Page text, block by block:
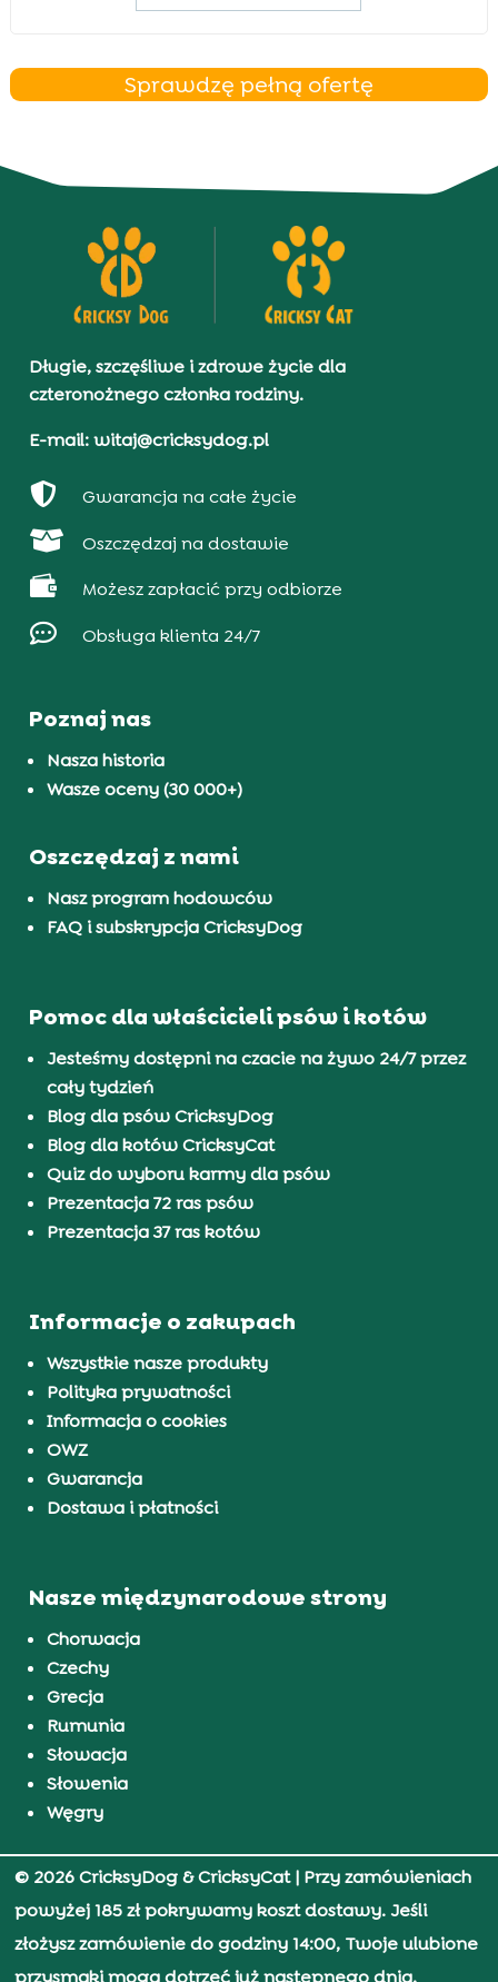
Sprawdzę pełną ofertę
Długie, szczęśliwe i zdrowe życie dla
czteronożnego członka rodziny.
E-mail: witaj@cricksydog.pl
 Gwarancja na całe życie
 Oszczędzaj na dostawie
 Możesz zapłacić przy odbiorze
 Obsługa klienta 24/7
Poznaj nas
Nasza historia
Wasze oceny (30 000+)
Oszczędzaj z nami
Nasz program hodowców
FAQ i subskrypcja CricksyDog
Pomoc dla właścicieli psów i kotów
Jesteśmy dostępni na czacie na żywo 24/7 przez
cały tydzień
Blog dla psów CricksyDog
Blog dla kotów CricksyCat
Quiz do wyboru karmy dla psów
Prezentacja 72 ras psów
Prezentacja 37 ras kotów
Informacje o zakupach
Wszystkie nasze produkty
Polityka prywatności
Informacja o cookies
OWZ
Gwarancja
Dostawa i płatności
Nasze międzynarodowe strony
Chorwacja
Czechy
Grecja
Rumunia
Słowacja
Słowenia
Węgry
© 2026 CricksyDog & CricksyCat| Przy zamówieniach
powyżej 185 zł pokrywamy koszt dostawy. Jeśli
złożysz zamówienie do godziny 14:00, Twoje ulubione
przysmaki mogą dotrzeć już następnego dnia.